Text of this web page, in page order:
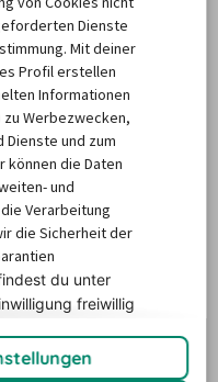
Stationen in
aus rund 10.000
kann Europcar in
Verteilung von
gewährleistet, dass in
ein Mietbüro
in der Regel in
Lage errichtet,
Flughäfen. Europcar-
anderem diese
Dienste
Mit deiner
Profil erstellen
Informationen
zu Werbezwecken,
Dienste und zum
können die Daten
und
Verarbeitung
die Sicherheit der
du unter
freiwillig